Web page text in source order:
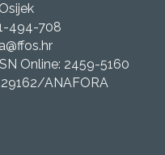
494-708
Online: 2459-5160
ANAFORA